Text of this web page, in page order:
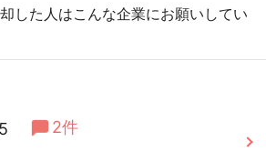
した人はこんな企業にお願いしてい
2件